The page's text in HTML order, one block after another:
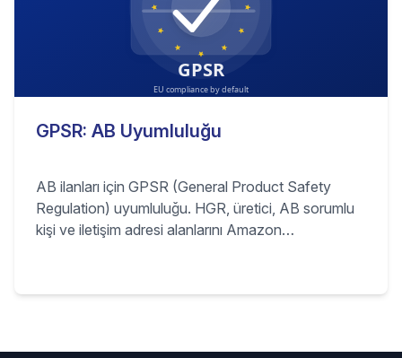
GPSR: AB Uyumluluğu
AB ilanları için GPSR (General Product Safety
Regulation) uyumluluğu. HGR, üretici, AB sorumlu
kişi ve iletişim adresi alanlarını Amazon